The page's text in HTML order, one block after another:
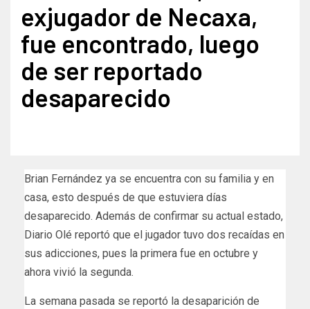
exjugador de Necaxa,
fue encontrado, luego
de ser reportado
desaparecido
Brian Fernández ya se encuentra con su familia y en
casa, esto después de que estuviera días
desaparecido. Además de confirmar su actual estado,
Diario Olé reportó que el jugador tuvo dos recaídas en
sus adicciones, pues la primera fue en octubre y
ahora vivió la segunda.
La semana pasada se reportó la desaparición de